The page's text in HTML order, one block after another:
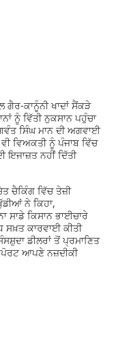
ਕਾਨੂੰਨੀ ਖਾਦਾਂ ਸੈਂਕੜੇ
ਨੂੰ ਵਿੱਤੀ ਨੁਕਸਾਨ ਪਹੁੰਚਾ
ਸਿੰਘ ਮਾਨ ਦੀ ਅਗਵਾਈ
ਵਿਅਕਤੀ ਨੂੰ ਪੰਜਾਬ ਵਿੱਚ
ਇਜਾਜ਼ਤ ਨਹੀਂ ਦਿੱਤੀ
ਚੈਕਿੰਗ ਵਿੱਚ ਤੇਜ਼ੀ
ਨੇ ਕਿਹਾ,
ਸਾਡੇ ਕਿਸਾਨ ਭਾਈਚਾਰੇ
ਕਾਰਵਾਈ ਕੀਤੀ
ਡੀਲਰਾਂ ਤੋਂ ਪ੍ਰਮਾਣਿਤ
ਆਪਣੇ ਨਜ਼ਦੀਕੀ